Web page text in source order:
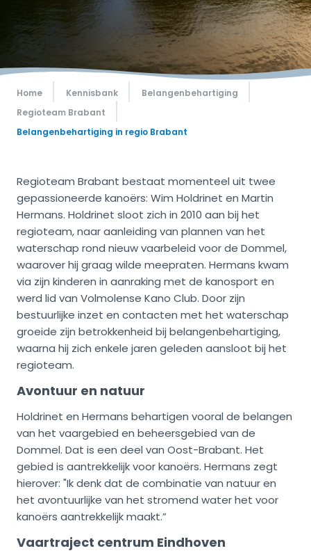
Home Kennisbank
Belangenbehartiging
Regioteam Brabant
Belangenbehartiging in regio Brabant
Regioteam Brabant bestaat momenteel uit twee
gepassioneerde kanoërs: Wim Holdrinet en Martin
Hermans. Holdrinet sloot zich in 2010 aan bij het
regioteam, naar aanleiding van plannen van het
waterschap rond nieuw vaarbeleid voor de Dommel,
waarover hij graag wilde meepraten. Hermans kwam
via zijn kinderen in aanraking met de kanosport en
werd lid van Volmolense Kano Club. Door zijn
bestuurlijke inzet en contacten met het waterschap
groeide zijn betrokkenheid bij belangenbehartiging,
waarna hij zich enkele jaren geleden aansloot bij het
regioteam.
Avontuur en natuur
Holdrinet en Hermans behartigen vooral de belangen
van het vaargebied en beheersgebied van de
Dommel. Dat is een deel van Oost-Brabant. Het
gebied is aantrekkelijk voor kanoërs. Hermans zegt
hierover: "Ik denk dat de combinatie van natuur en
het avontuurlijke van het stromend water het voor
kanoërs aantrekkelijk maakt.”
Vaartraject centrum Eindhoven